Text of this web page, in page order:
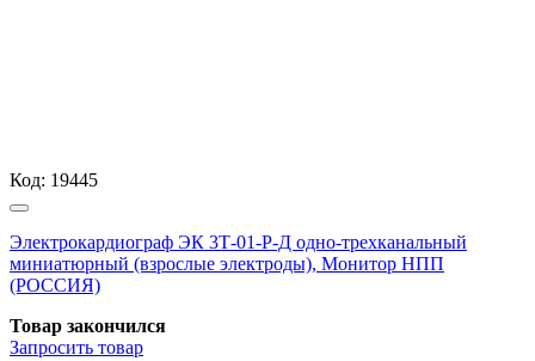
Код: 19445
Электрокардиограф ЭК 3Т-01-Р-Д одно-трехканальный
миниатюрный (взрослые электроды), Монитор НПП
(РОССИЯ)
Товар закончился
Запросить товар